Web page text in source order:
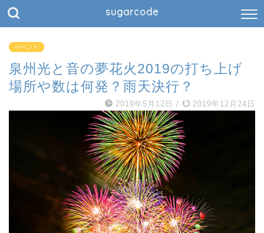
sugarcode
イベント
泉州光と音の夢花火2019の打ち上げ
場所や数は何発？雨天決行？
2019年5月12日 / 2019年12月24日